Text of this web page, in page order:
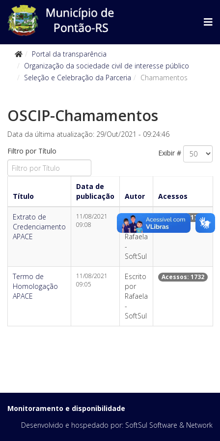
Portal da transparência
Organização da sociedade civil de interesse público
Seleção e Celebração da Parceria
Chamamentos
OSCIP-Chamamentos
Data da última atualização: 29/Out/2021 - 09:24:46
Filtro por Título
Exibir #
Título
Data de
publicação
Autor Acessos
Extrato de
Credenciamento
APACE
11/08/2021
09:08
Escrito
por
Rafaela
-
SoftSul
Acessos: 1794
Termo de
Homologação
APACE
11/08/2021
09:05
Escrito
por
Rafaela
-
SoftSul
Acessos: 1732
Monitoramento e disponibilidade
Desenvolvido e hospedado por: SoftSul Software & Network